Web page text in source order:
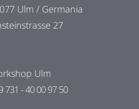
Ulm / Germania
27
Ulm
731 - 40 00 97 50